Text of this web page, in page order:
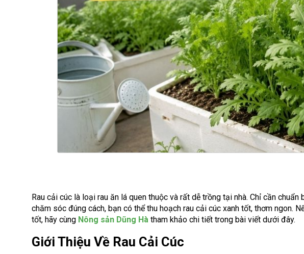
Rau cải cúc là loại rau ăn lá quen thuộc và rất dễ trồng tại nhà. Chỉ cần
chăm sóc đúng cách, bạn có thể thu hoạch rau cải cúc xanh tốt, thơm ngon.
tốt, hãy cùng Nông sản Dũng Hà tham khảo chi tiết trong bài viết dưới đây.
Giới Thiệu Về Rau Cải Cúc